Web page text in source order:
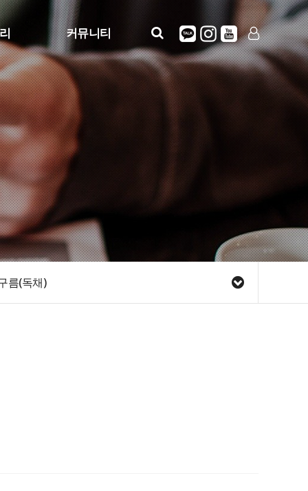
LOG IN
SIGN UP
커뮤니티
놀구름 공지
놀구름 사진들
름(독채)